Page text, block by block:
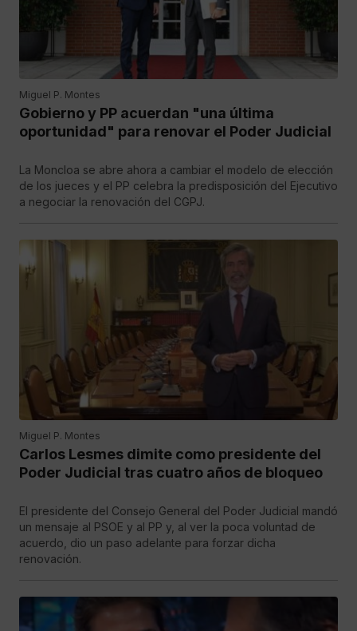
Miguel P. Montes
Gobierno y PP acuerdan "una última
oportunidad" para renovar el Poder Judicial
La Moncloa se abre ahora a cambiar el modelo de elección
de los jueces y el PP celebra la predisposición del Ejecutivo
a negociar la renovación del CGPJ.
Miguel P. Montes
Carlos Lesmes dimite como presidente del
Poder Judicial tras cuatro años de bloqueo
El presidente del Consejo General del Poder Judicial mandó
un mensaje al PSOE y al PP y, al ver la poca voluntad de
acuerdo, dio un paso adelante para forzar dicha
renovación.